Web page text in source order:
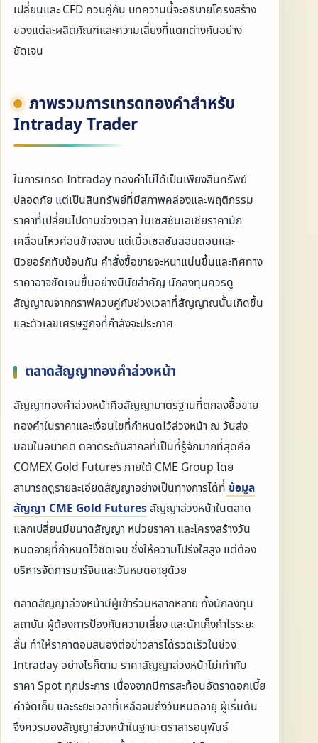
เปลี่ยนและ CFD ควบคู่กัน บทความนี้จะอธิบายโครงสร้าง
ของแต่ละผลิตภัณฑ์และความเสี่ยงที่แตกต่างกันอย่าง
ชัดเจน
ภาพรวมการเทรดทองคำสำหรับ
Intraday Trader
ในการเทรด Intraday ทองคำไม่ได้เป็นเพียงสินทรัพย์
ปลอดภัย แต่เป็นสินทรัพย์ที่มีสภาพคล่องและพฤติกรรม
ราคาที่เปลี่ยนไปตามช่วงเวลา ในเซสชันเอเชียราคามัก
เคลื่อนไหวค่อนข้างสงบ แต่เมื่อเซสชันลอนดอนและ
นิวยอร์กทับซ้อนกัน คำสั่งซื้อขายจะหนาแน่นขึ้นและทิศทาง
ราคาอาจชัดเจนขึ้นอย่างมีนัยสำคัญ นักลงทุนควรดู
สัญญาณจากกราฟควบคู่กับช่วงเวลาที่สัญญาณนั้นเกิดขึ้น
และตัวเลขเศรษฐกิจที่กำลังจะประกาศ
ตลาดสัญญาทองคำล่วงหน้า
สัญญาทองคำล่วงหน้าคือสัญญามาตรฐานที่ตกลงซื้อขาย
ทองคำในราคาและเงื่อนไขที่กำหนดไว้ล่วงหน้า ณ วันส่ง
มอบในอนาคต ตลาดระดับสากลที่เป็นที่รู้จักมากที่สุดคือ
COMEX Gold Futures ภายใต้ CME Group โดย
สามารถดูรายละเอียดสัญญาอย่างเป็นทางการได้ที่ ข้อมูล
สัญญา CME Gold Futuresสัญญาล่วงหน้าในตลาด
แลกเปลี่ยนมีขนาดสัญญา หน่วยราคา และโครงสร้างวัน
หมดอายุที่กำหนดไว้ชัดเจน ซึ่งให้ความโปร่งใสสูง แต่ต้อง
บริหารจัดการมาร์จินและวันหมดอายุด้วย
ตลาดสัญญาล่วงหน้ามีผู้เข้าร่วมหลากหลาย ทั้งนักลงทุน
สถาบัน ผู้ต้องการป้องกันความเสี่ยง และนักเก็งกำไรระยะ
สั้น ทำให้ราคาตอบสนองต่อข่าวสารได้รวดเร็วในช่วง
Intraday อย่างไรก็ตาม ราคาสัญญาล่วงหน้าไม่เท่ากับ
ราคา Spot ทุกประการ เนื่องจากมีการสะท้อนอัตราดอกเบี้ย
ค่าจัดเก็บ และระยะเวลาที่เหลือจนถึงวันหมดอายุ ผู้เริ่มต้น
จึงควรมองสัญญาล่วงหน้าในฐานะตราสารอนุพันธ์